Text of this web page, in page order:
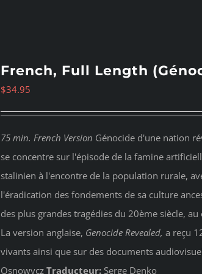
French, Full Length
$34.95
75 min. French Version Génocide d'une nation
se concentre sur l'épisode de la famine
stalinien à l'encontre de la population rurale,
l'éradication des fondements de sa culture
des plus grandes tragédies du 20ème siècle,
La version anglaise, Genocide Revealed, a reçu
vivants ainsi que sur des documents
Osnowycz Traducteur:Serge Denko